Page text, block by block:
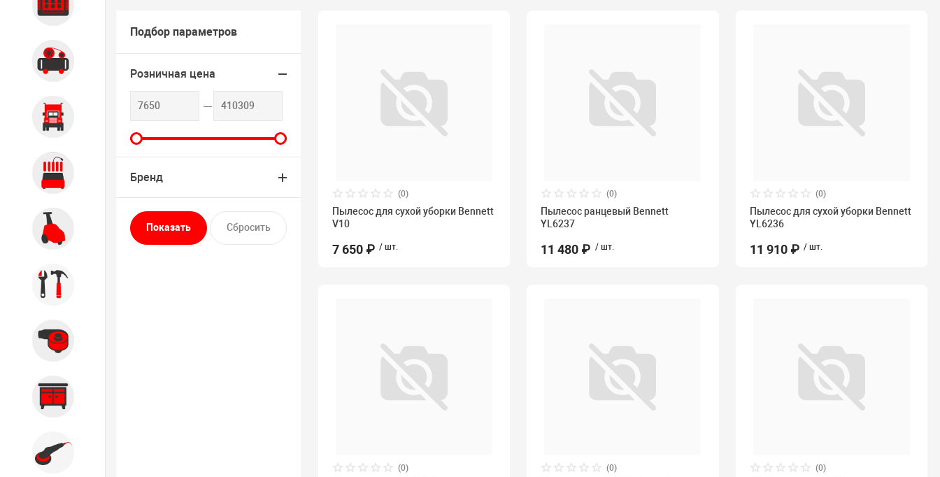
агрегатов
Автомоечное оборудование
Подбор параметров
Розничная цена
Бренд
(0)
Пылесос для сухой уборки Bennett
V10
7 650 ₽ / шт.
(0)
Пылесос ранцевый Bennett
YL6237
11 480 ₽ / шт.
(0)
Пылесос для сухой уборки Bennett
YL6236
11 910 ₽ / шт.
(0) (0) (0)